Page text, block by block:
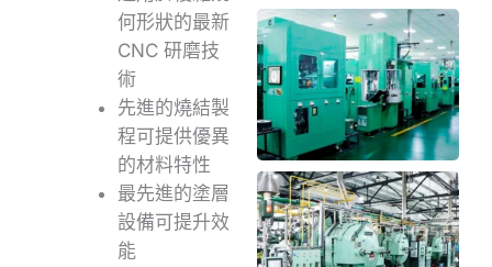
何形狀的最新
CNC 研磨技
術
先進的燒結製
程可提供優異
的材料特性
最先進的塗層
設備可提升效
能